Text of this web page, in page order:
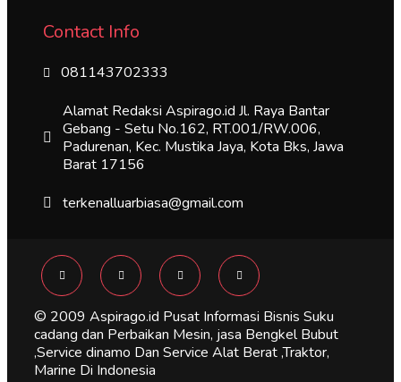
Contact Info
081143702333
Alamat Redaksi Aspirago.id Jl. Raya Bantar
Gebang - Setu No.162, RT.001/RW.006,
Padurenan, Kec. Mustika Jaya, Kota Bks, Jawa
Barat 17156
terkenalluarbiasa@gmail.com
© 2009 Aspirago.id Pusat Informasi Bisnis Suku
cadang dan Perbaikan Mesin, jasa Bengkel Bubut
,Service dinamo Dan Service Alat Berat ,Traktor,
Marine Di Indonesia